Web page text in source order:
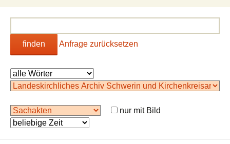
finden Anfrage zurücksetzen
nur mit Bild